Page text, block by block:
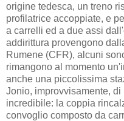
origine tedesca, un treno
profilatrice accoppiate, e
a carrelli ed a due assi
addirittura provengono
Rumene (CFR), alcuni
rimangono al momento
anche una piccolissima
Jonio, improvvisamente,
incredibile: la coppia
convoglio composto da